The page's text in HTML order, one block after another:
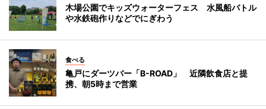
木場公園でキッズウォーターフェス 水風船バトル
や水鉄砲作りなどでにぎわう
食べる
亀戸にダーツバー「B-ROAD」 近隣飲食店と提
携、朝5時まで営業